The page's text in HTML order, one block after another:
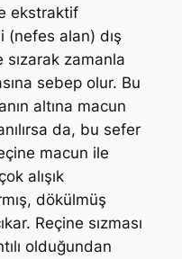
ekstraktif
(nefes alan) dış
sızarak zamanla
sebep olur. Bu
altına macun
da, bu sefer
macun ile
alışık
dökülmüş
Reçine sızması
olduğundan